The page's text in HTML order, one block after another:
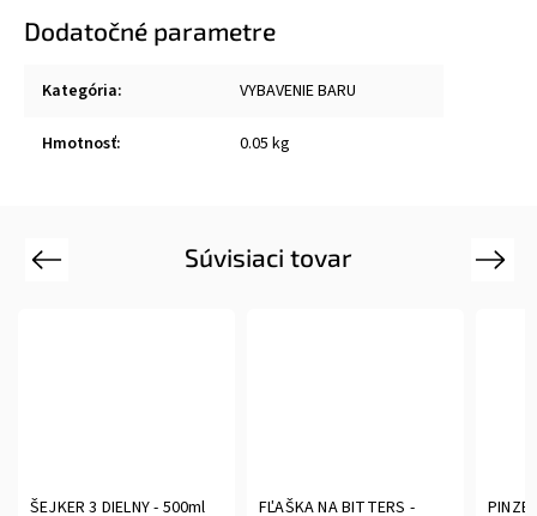
Dodatočné parametre
Kategória: VYBAVENIE BARU
Hmotnosť: 0.05 kg
Súvisiaci tovar
Previous
ŠEJKER 3 DIELNY - 500ml
FĽAŠKA NA BITTERS -
Next